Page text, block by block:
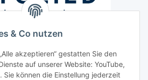
& Co nutzen
akzeptieren“ gestatten Sie den
auf unserer Website: YouTube,
Sie können die Einstellung jederzeit
Spedition
im Umkreis von ca. 60 Km